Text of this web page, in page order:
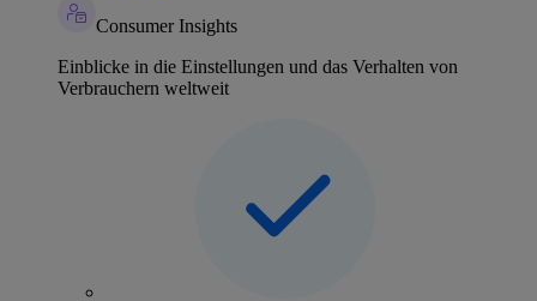
Consumer Insights
Einblicke in die Einstellungen und das Verhalten von
Verbrauchern weltweit